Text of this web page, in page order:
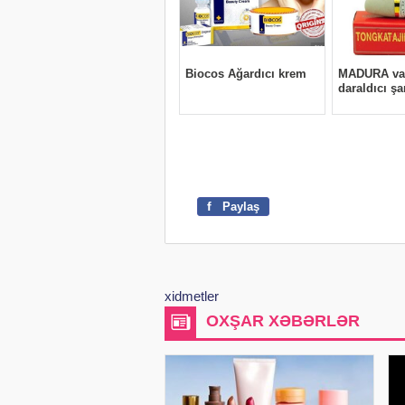
f Paylaş
xidmetler
OXŞAR XƏBƏRLƏR